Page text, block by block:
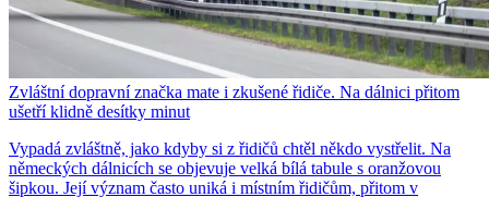
Zvláštní dopravní značka mate i zkušené řidiče. Na dálnici přitom
ušetří klidně desítky minut
Vypadá zvláštně, jako kdyby si z řidičů chtěl někdo vystřelit. Na
německých dálnicích se objevuje velká bílá tabule s oranžovou
šipkou. Její význam často uniká i místním řidičům, přitom v